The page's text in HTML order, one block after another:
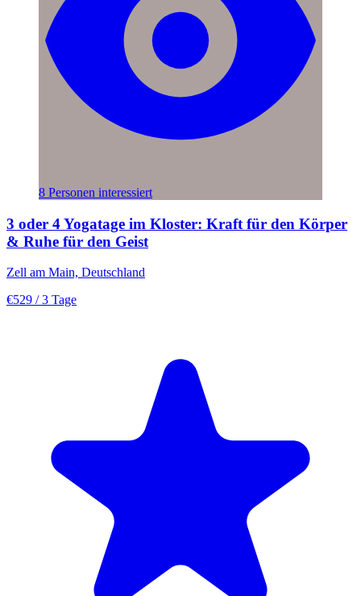
8 Personen interessiert
3 oder 4 Yogatage im Kloster: Kraft für den Körper
& Ruhe für den Geist
Zell am Main, Deutschland
€529 / 3 Tage